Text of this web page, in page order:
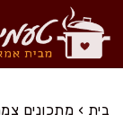
לדלג
לתוכן
בית › מתכונים